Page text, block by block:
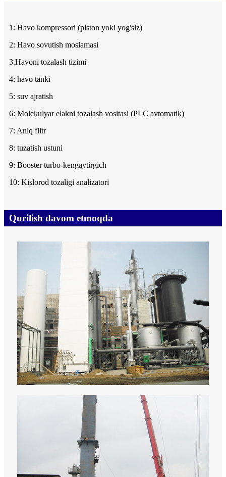
1: Havo kompressori (piston yoki yog'siz)
2: Havo sovutish moslamasi
3.Havoni tozalash tizimi
4: havo tanki
5: suv ajratish
6: Molekulyar elakni tozalash vositasi (PLC avtomatik)
7: Aniq filtr
8: tuzatish ustuni
9: Booster turbo-kengaytirgich
10: Kislorod tozaligi analizatori
Qurilish davom etmoqda